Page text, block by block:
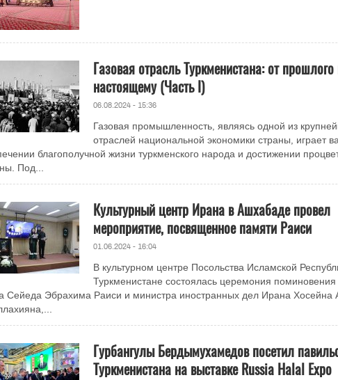
Газовая отрасль Туркменистана: от прошлого
настоящему (Часть I)
06.08.2024 - 15:36
Газовая промышленность, являясь одной из
отраслей национальной экономики страны, играет
благополучной жизни туркменского народа и достижении
Под...
Культурный центр Ирана в Ашхабаде провел
мероприятие, посвященное памяти Раиси
01.06.2024 - 16:04
В культурном центре Посольства Исламской
Туркменистане состоялась церемония
Сейеда Эбрахима Раиси и министра иностранных дел Ирана Хосейна
Гурбангулы Бердымухамедов посетил
Туркменистана на выставке Russia Halal Expo